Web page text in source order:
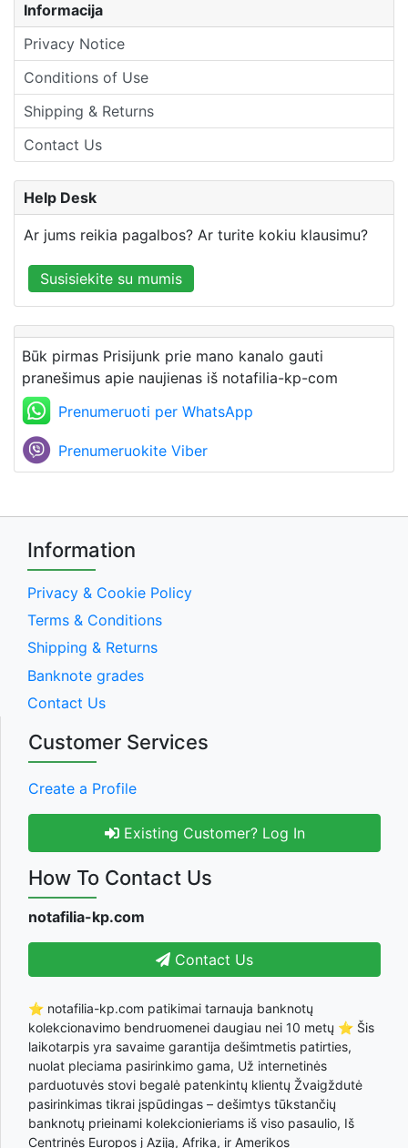
Informacija
Privacy Notice
Conditions of Use
Shipping & Returns
Contact Us
Help Desk
Ar jums reikia pagalbos? Ar turite kokiu klausimu?
Susisiekite su mumis
Būk pirmas Prisijunk prie mano kanalo gauti
pranešimus apie naujienas iš notafilia-kp-com
Prenumeruoti per WhatsApp
Prenumeruokite Viber
Information
Privacy & Cookie Policy
Terms & Conditions
Shipping & Returns
Banknote grades
Contact Us
Customer Services
Create a Profile
Existing Customer? Log In
How To Contact Us
notafilia-kp.com
Contact Us
⭐ notafilia-kp.com patikimai tarnauja banknotų
kolekcionavimo bendruomenei daugiau nei 10 metų ⭐ Šis
laikotarpis yra savaime garantija dešimtmetis patirties,
nuolat pleciama pasirinkimo gama, Už internetinės
parduotuvės stovi begalė patenkintų klientų Žvaigždutė
pasirinkimas tikrai įspūdingas – dešimtys tūkstančių
banknotų prieinami kolekcionieriams iš viso pasaulio, Iš
Centrinės Europos į Aziją, Afrika, ir Amerikos